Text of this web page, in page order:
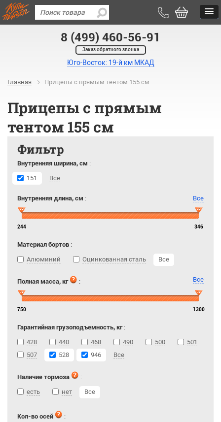
8 (499) 460-56-91
Заказ обратного звонка
Юго-Восток: 19-й км МКАД
Главная Прицепы с прямым тентом 155 см
Прицепы с прямым
тентом 155 см
Фильтр
Внутренняя ширина, см :
151
Все
Внутренняя длина, см : Все
244 346
Материал бортов :
Алюминий
Оцинкованная сталь Все
Полная масса, кг : Все
750 1300
Гарантийная грузоподъемность, кг:
428
440 468 490 500
501
507
528 946 Все
Наличие тормоза
:
есть
нет Все
Кол-во осей
: